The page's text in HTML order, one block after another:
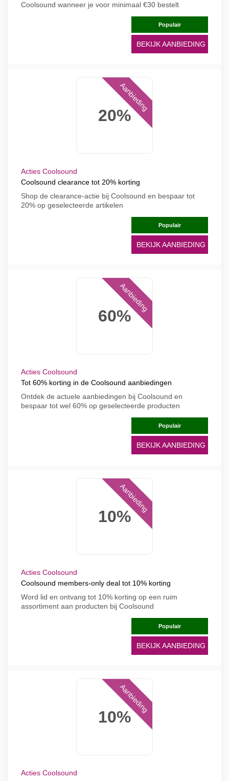
Coolsound wanneer je voor minimaal €30 bestelt
Populair
BEKIJK AANBIEDING
20%
Aanbieding
Acties Coolsound
Coolsound clearance tot 20% korting
Shop de clearance-actie bij Coolsound en bespaar tot
20% op geselecteerde artikelen
Populair
BEKIJK AANBIEDING
60%
Aanbieding
Acties Coolsound
Tot 60% korting in de Coolsound aanbiedingen
Ontdek de actuele aanbiedingen bij Coolsound en
bespaar tot wel 60% op geselecteerde producten
Populair
BEKIJK AANBIEDING
10%
Aanbieding
Acties Coolsound
Coolsound members-only deal tot 10% korting
Word lid en ontvang tot 10% korting op een ruim
assortiment aan producten bij Coolsound
Populair
BEKIJK AANBIEDING
10%
Aanbieding
Acties Coolsound